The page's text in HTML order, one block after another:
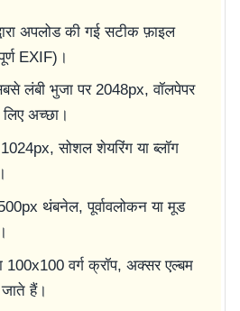
अपलोड की गई सटीक फ़ाइल
EXIF)।
लंबी भुजा पर 2048px, वॉलपेपर
अच्छा।
सोशल शेयरिंग या ब्लॉग
थंबनेल, पूर्वावलोकन या मूड
वर्ग क्रॉप, अक्सर एल्बम
हैं।